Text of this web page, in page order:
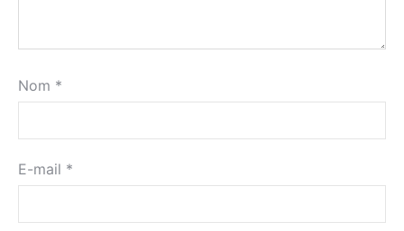
Nom *
E-mail *